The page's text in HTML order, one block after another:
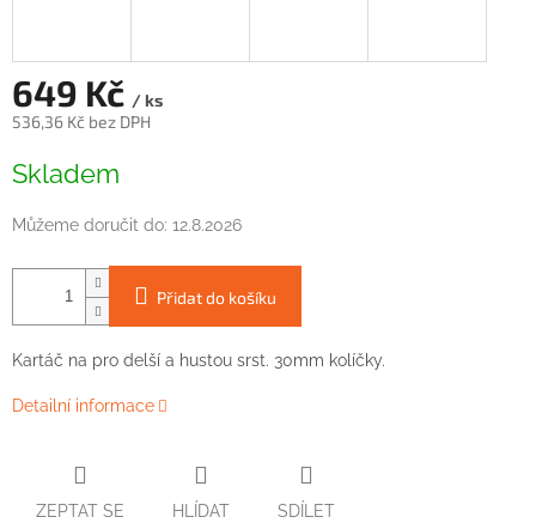
649 Kč / ks
536,36 Kč bez DPH
cena:
Skladem
Můžeme doručit do: 12.8.2026
Přidat do košíku
Kartáč na pro delší a hustou srst. 30mm kolíčky.
Detailní informace
ZEPTAT SE HLÍDAT SDÍLET